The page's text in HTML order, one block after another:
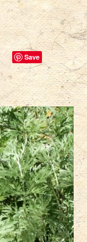
Save